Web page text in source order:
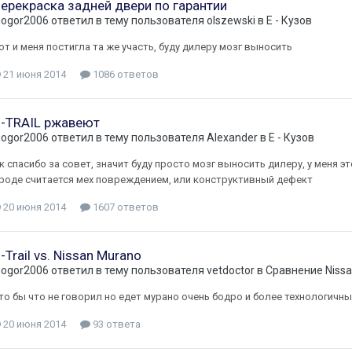
задней двери по гарантии
ответил в тему пользователя olszewski в E - Кузов
и меня постигла та же участь, буду дилеру мозг выносить
21 июня 2014 1086 ответов
TRAIL ржавеют
ответил в тему пользователя Alexanderв E - Кузов
спасибо за совет, значит буду просто мозг выносить дилеру, у меня
считается мех повреждением, или конструктивный дефект
20 июня 2014 1607 ответов
Trail vs. Nissan Murano
ответил в тему пользователя vetdoctorв Сравнение
бы что не говорил но едет мурано очень бодро и более
20 июня 2014 93 ответа